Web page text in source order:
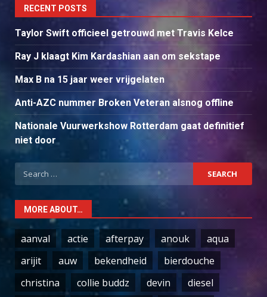
RECENT POSTS
Taylor Swift officieel getrouwd met Travis Kelce
Ray J klaagt Kim Kardashian aan om sekstape
Max B na 15 jaar weer vrijgelaten
Anti-AZC nummer Broken Veteran alsnog offline
Nationale Vuurwerkshow Rotterdam gaat definitief
niet door
Search
for:
MORE ABOUT…
aanval actie afterpay anouk
aqua
arijit
auw bekendheid
bierdouche
christina
collie buddz devin
diesel